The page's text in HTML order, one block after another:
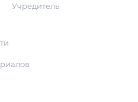
Учредитель